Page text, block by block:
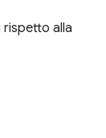
alla